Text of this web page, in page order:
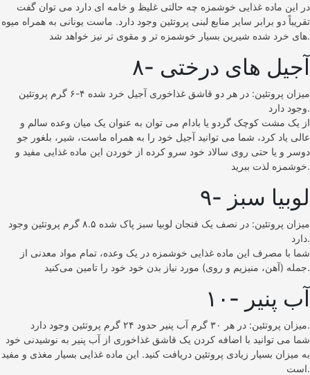
در این ماده غذایی خوشمزه چه حالتی غلیظ و خامه ای دارد می توان گفت
تقریباً دو برابر سایر منابع لبنی پروتئین وجود دارد. ماست یونانی به همراه میوه
های خرد شده شیرین بسیار خوشمزه تر و مقوی تر نیز خواهد شد.
۸- آجیل های درختی
میزان پروتئین: در هر دو قاشق غذاخوری آجیل خرد شده ۴-۶ گرم پروتئین
وجود دارد.
از یک مشت کوچک گردو یا بادام می توان به عنوان یک میان وعده سالم و
عالی یاد کرد، شما می توانید آجیل خود را به همراه ماست، شیر، بلغور جو
دوسر و یا حتی روی سالاد خود سرو کرده از خوردن این ماده غذایی مفید و
خوشمزه لذت ببرید.
۹- لوبیا سبز
میزان پروتئین: در نصف یک فنجان لوبیا سبز پاک شده ۸.۵ گرم پروتئین وجود
دارد.
شما با مصرف این ماده غذایی خوشمزه در یک وعده، تمام مواد معدنی از
جمله (آهن، منیزیم و روی) مورد نیاز بدن خود خود را تامین می‌کنید.
۱۰- آب پنیر
میزان پروتئین: در هر ۳۰ گرم آب پنیر حدود ۲۴ گرم پروتئین وجود دارد.
شما می توانید با اضافه کردن یک قاشق غذاخوری از آب پنیر به نوشیدنی خود
به میزان بسیار زیادی پروتئین دریافت کنید. این ماده غذایی بسیار مغذی و مفید
است.